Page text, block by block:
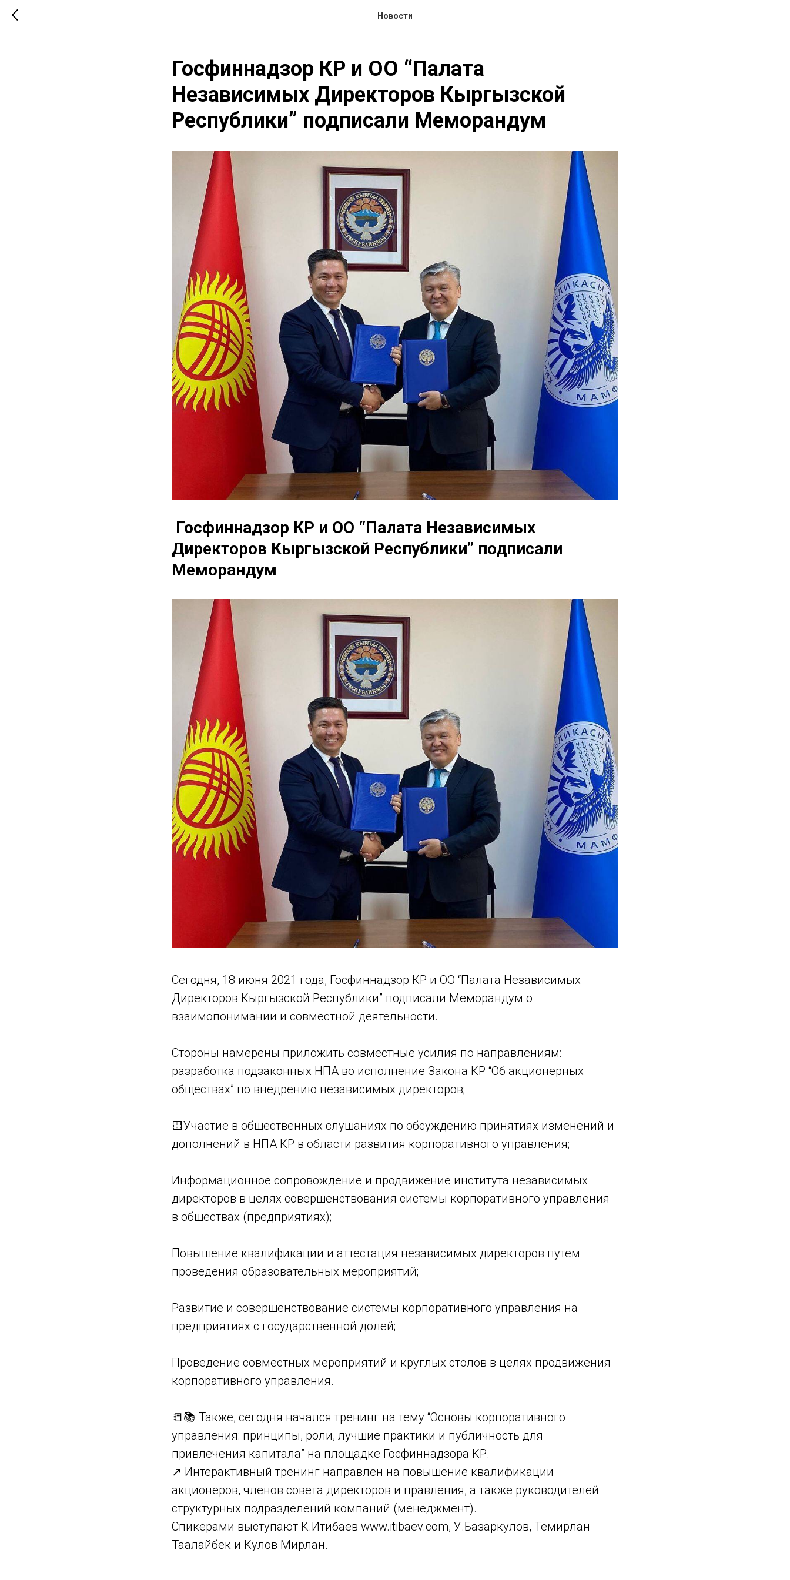
Новости
Госфиннадзор КР и ОО “Палата
Независимых Директоров Кыргызской
Республики” подписали Меморандум
Госфиннадзор КР и ОО “Палата Независимых
Директоров Кыргызской Республики” подписали
Меморандум
Сегодня, 18 июня 2021 года, Госфиннадзор КР и ОО “Палата Независимых
Директоров Кыргызской Республики” подписали Меморандум о
взаимопонимании и совместной деятельности.
Стороны намерены приложить совместные усилия по направлениям:
разработка подзаконных НПА во исполнение Закона КР “Об акционерных
обществах” по внедрению независимых директоров;
🟨Участие в общественных слушаниях по обсуждению принятиях изменений и
дополнений в НПА КР в области развития корпоративного управления;
Информационное сопровождение и продвижение института независимых
директоров в целях совершенствования системы корпоративного управления
в обществах (предприятиях);
Повышение квалификации и аттестация независимых директоров путем
проведения образовательных мероприятий;
Развитие и совершенствование системы корпоративного управления на
предприятиях с государственной долей;
Проведение совместных мероприятий и круглых столов в целях продвижения
корпоративного управления.
📒📚 Также, сегодня начался тренинг на тему “Основы корпоративного
управления: принципы, роли, лучшие практики и публичность для
привлечения капитала” на площадке Госфиннадзора КР.
↗️ Интерактивный тренинг направлен на повышение квалификации
акционеров, членов совета директоров и правления, а также руководителей
структурных подразделений компаний (менеджмент).
Спикерами выступают К.Итибаев www.itibaev.com, У.Базаркулов, Темирлан
Таалайбек и Кулов Мирлан.